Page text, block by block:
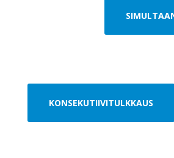
KONSEKUTIIVITULKKAUS